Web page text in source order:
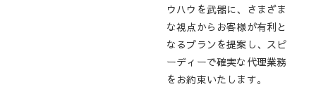
ウハウを武器に、さまざま
な視点からお客様が有利と
なるプランを提案し、スピ
ーディーで確実な代理業務
をお約束いたします。